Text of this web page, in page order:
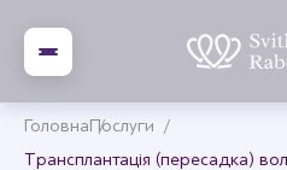
ГоловнаПослуги
Трансплантація (пересадка)